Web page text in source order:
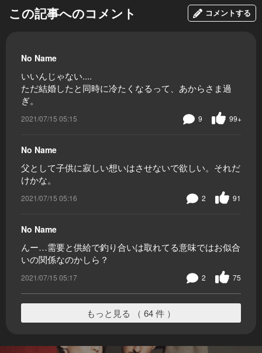
この記事へのコメント コメントする
No Name
いいんじゃない....
ただ結婚したと同時に冷たくなるって、あからさま過
ぎ。
2021/07/15 05:15 99+
9
No Name
父として子供に寂しい想いはさせないで欲しい。それだ
けかな。
2021/07/15 05:16 91
2
No Name
んー…需要と供給で釣り合いは取れてる意味ではお似合
いの関係なのかしら？
2021/07/15 05:17 75
2
もっと見る （ 64 件 ）